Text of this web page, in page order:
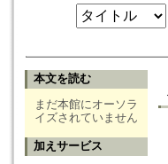
本文を読む
まだ本館にオーソラ
イズされていません
加えサービス